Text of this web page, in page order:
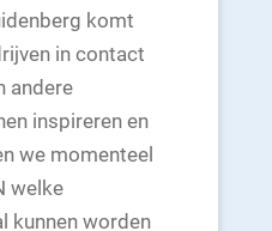
komt
in contact
andere
inspireren en
we momenteel
welke
kunnen worden